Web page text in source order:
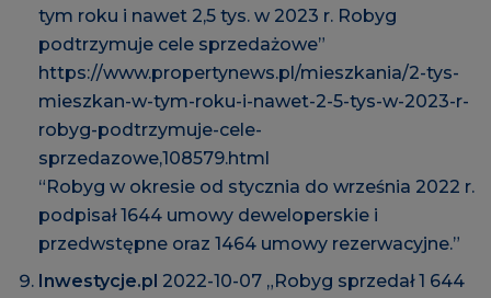
tym roku i nawet 2,5 tys. w 2023 r. Robyg
podtrzymuje cele sprzedażowe”
https://www.propertynews.pl/mieszkania/2-tys-
mieszkan-w-tym-roku-i-nawet-2-5-tys-w-2023-r-
robyg-podtrzymuje-cele-
sprzedazowe,108579.html
“Robyg w okresie od stycznia do września 2022 r.
podpisał 1644 umowy deweloperskie i
przedwstępne oraz 1464 umowy rezerwacyjne.”
Inwestycje.pl 2022-10-07 „Robyg sprzedał 1 644